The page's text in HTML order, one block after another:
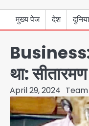
मुख्य पेज देश दुनिया
Business:
था: सीतारमण
April 29, 2024